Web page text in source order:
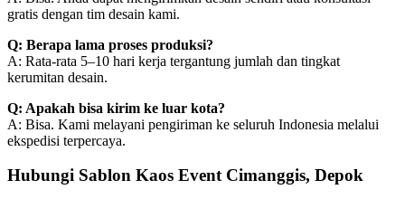
gratis dengan tim desain kami.
Q: Berapa lama proses produksi?
A: Rata-rata 5–10 hari kerja tergantung jumlah dan tingkat
kerumitan desain.
Q: Apakah bisa kirim ke luar kota?
A: Bisa. Kami melayani pengiriman ke seluruh Indonesia melalui
ekspedisi terpercaya.
Hubungi Sablon Kaos Event Cimanggis, Depok